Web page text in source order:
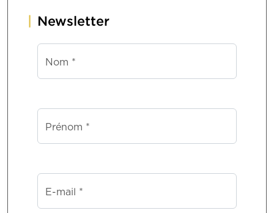
Newsletter
Nom *
Prénom *
E-mail *